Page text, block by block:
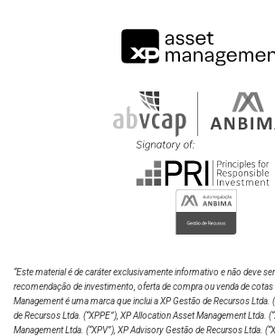
“Este material é de caráter exclusivamente informativo e não deve
recomendação de investimento, oferta de compra ou venda de cotas
Management é uma marca que inclui a XP Gestão de Recursos Ltda.
de Recursos Ltda. (“XPPE”), XP Allocation Asset Management Ltda.
Management Ltda. (“XPV”), XP Advisory Gestão de Recursos Ltda.